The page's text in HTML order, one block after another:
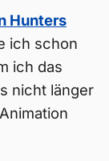
Hunters
ich schon
ich das
nicht länger